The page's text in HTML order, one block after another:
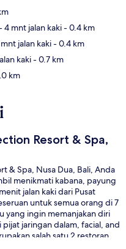
4 mnt jalan kaki- 0.4 km
jalan kaki- 0.4 km
kaki- 0.7 km
km
Resort & Spa,
& Spa, Nusa Dua, Bali, Anda
menikmati kabana, payung
jalan kaki dari Pusat
untuk semua orang di 7
yang ingin memanjakan diri
jaringan dalam, facial, and
salah satu 2 restoran